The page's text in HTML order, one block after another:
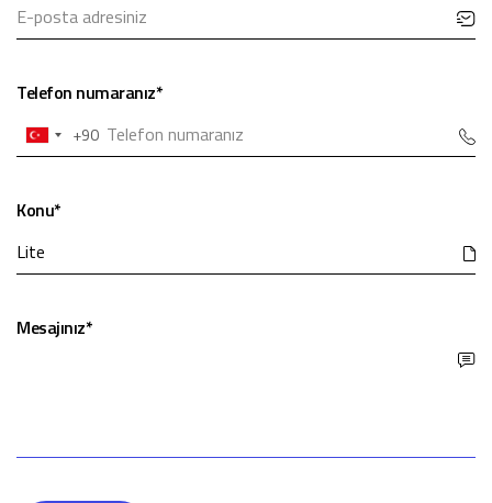
Telefon numaranız*
Turkey+90
Konu*
Mesajınız*